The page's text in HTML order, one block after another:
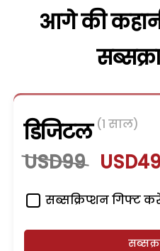
आगे की
डिजिटल (1 साल)
USD99 USD49
सब्सक्रिप्शन गिफ्ट